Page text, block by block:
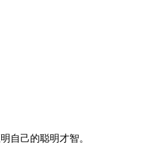
自己的聪明才智。